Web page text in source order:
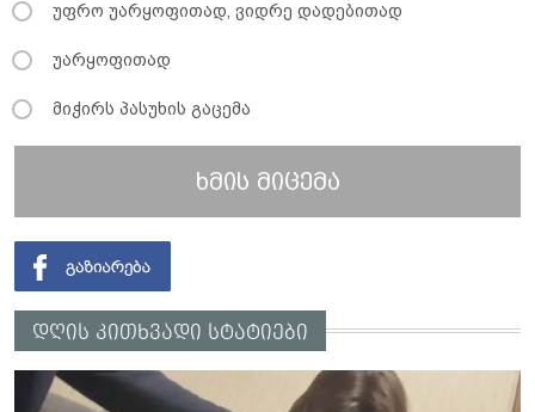
უფრო უარყოფითად, ვიდრე დადებითად
უარყოფითად
მიჭირს პასუხის გაცემა
ხმის მიცემა
დღის კითხვადი სტატიები